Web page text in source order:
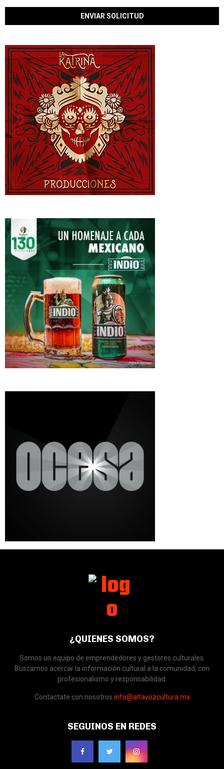
¿QUIENES SOMOS?
Somos un equipo de emprendedores y gestores culturales.
Buscamos acercar la información cultural a la comunidad, con
profesionalismo y responsabilidad.
Contactate con nosotros info@altavozcultura.mx
SEGUINOS EN REDES